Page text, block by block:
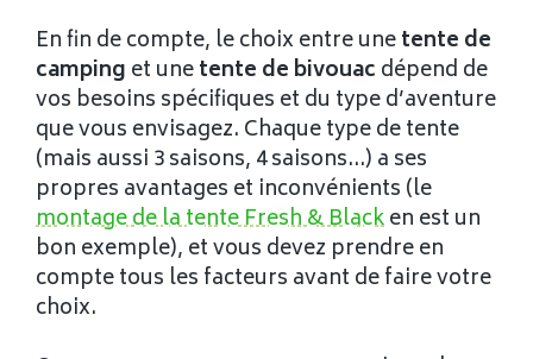
En fin de compte, le choix entre unetente de
camping et unetente de bivouac dépend de
vos besoins spécifiques et du type d’aventure
que vous envisagez. Chaque type de tente
(mais aussi 3 saisons, 4 saisons…) a ses
propres avantages et inconvénients (le
montage de la tente Fresh & Blacken est un
bon exemple), et vous devez prendre en
compte tous les facteurs avant de faire votre
choix.